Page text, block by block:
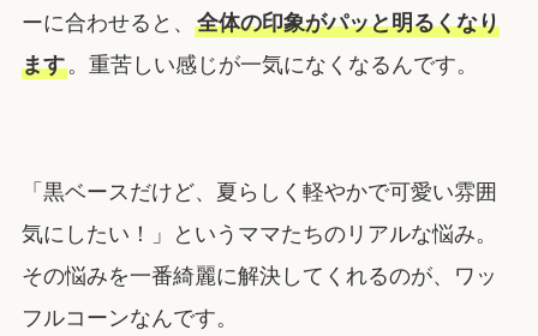
ーに合わせると、 全体の印象がパッと明るくなり
ます。重苦しい感じが一気になくなるんです。
「黒ベースだけど、夏らしく軽やかで可愛い雰囲
気にしたい！」というママたちのリアルな悩み。
その悩みを一番綺麗に解決してくれるのが、ワッ
フルコーンなんです。